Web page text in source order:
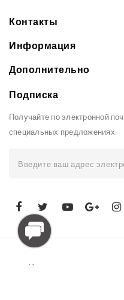
Контакты
Информация
Дополнительно
Подписка
Получайте по электронной
специальных предложениях.
Интернет-магазин